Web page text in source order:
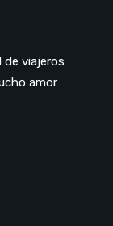
de viajeros
amor